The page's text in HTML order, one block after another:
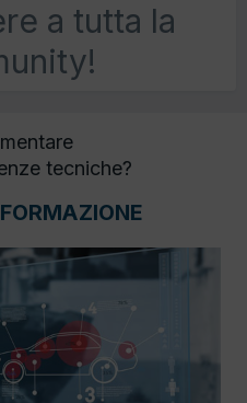
a tutta la
tecniche?